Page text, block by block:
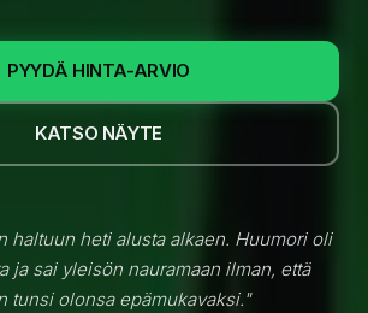
PYYDÄ HINTA-ARVIO
KATSO NÄYTE
haltuun heti alusta alkaen. Huumori oli
ja sai yleisön nauramaan ilman, että
tunsi olonsa epämukavaksi."